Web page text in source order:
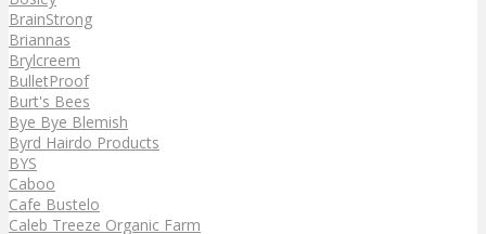
BrainStrong
Briannas
Brylcreem
BulletProof
Burt's Bees
Bye Bye Blemish
Byrd Hairdo Products
BYS
Caboo
Cafe Bustelo
Caleb Treeze Organic Farm